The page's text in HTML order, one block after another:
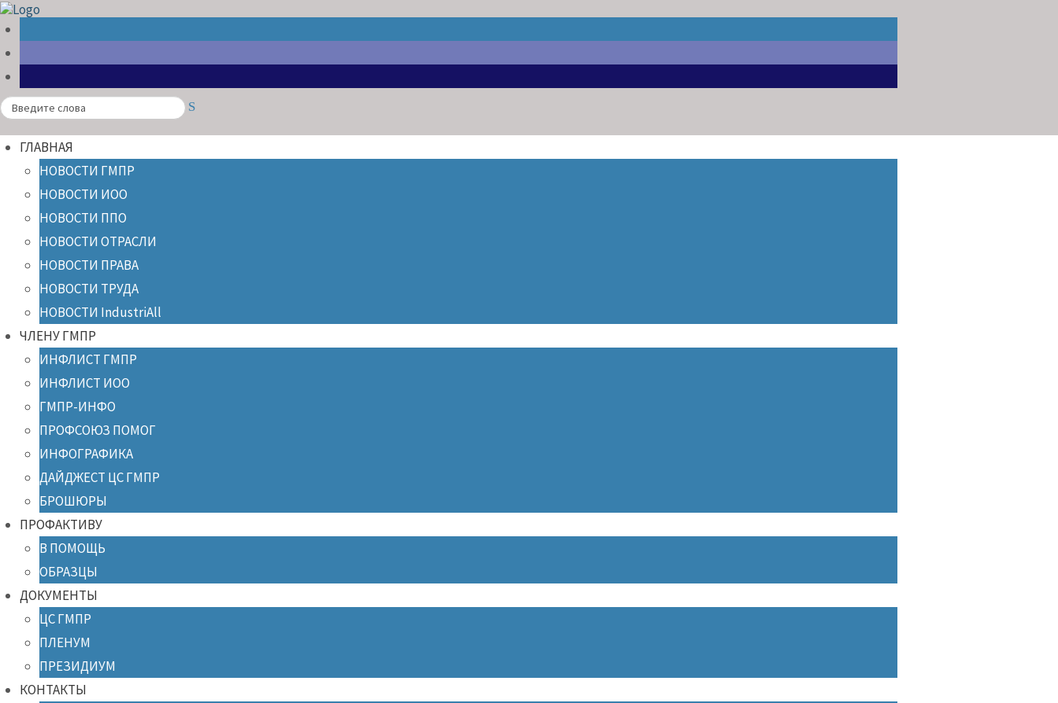
Search
ГЛАВНАЯ
НОВОСТИ ГМПР
НОВОСТИ ИОО
НОВОСТИ ППО
НОВОСТИ ОТРАСЛИ
НОВОСТИ ПРАВА
НОВОСТИ ТРУДА
НОВОСТИ IndustriAll
ЧЛЕНУ ГМПР
ИНФЛИСТ ГМПР
ИНФЛИСТ ИОО
ГМПР-ИНФО
ПРОФСОЮЗ ПОМОГ
ИНФОГРАФИКА
ДАЙДЖЕСТ ЦС ГМПР
БРОШЮРЫ
ПРОФАКТИВУ
В ПОМОЩЬ
ОБРАЗЦЫ
ДОКУМЕНТЫ
ЦС ГМПР
ПЛЕНУМ
ПРЕЗИДИУМ
КОНТАКТЫ